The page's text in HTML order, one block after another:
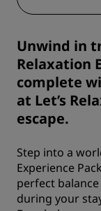
Unwind in
Relaxation
complete
at Let’s
escape.
Step into a
Experience
perfect
during your